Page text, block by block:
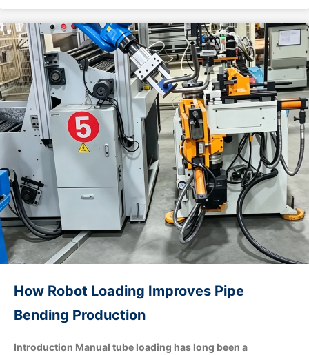
manufacturing capacity and avoid trading middlemen
Evaluate technical matching capability Send complete tube
parameters to the manufacturer: tube outer diameter, wall
thickness, material (carbon…
How Robot Loading Improves Pipe
Bending Production
Introduction Manual tube loading has long been a